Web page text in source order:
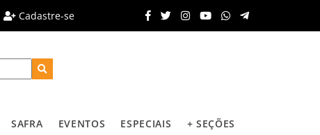
Cadastre-se
SAFRA EVENTOS ESPECIAIS + SEÇÕES